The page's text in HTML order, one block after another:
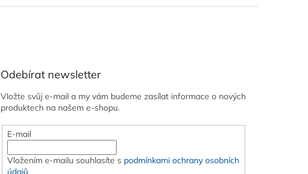
Odebírat newsletter
Vložte svůj e-mail a my vám budeme zasílat informace o nových
produktech na našem e-shopu.
E-mail
Vložením e-mailu souhlasíte s podmínkami ochrany osobních
údajů